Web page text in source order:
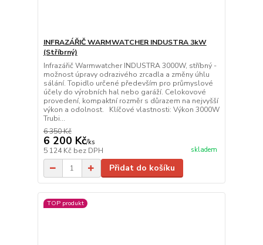
INFRAZÁŘIČ WARMWATCHER INDUSTRA 3kW
(Stříbrný)
Infrazářič Warmwatcher INDUSTRA 3000W, stříbný -
možnost úpravy odrazivého zrcadla a změny úhlu
sálání. Topidlo určené především pro průmyslové
účely do výrobních hal nebo garáží. Celokovové
provedení, kompaktní rozměr s důrazem na nejvyšší
výkon a odolnost. Klíčové vlastnosti: Výkon 3000W
Trubi...
6 350 Kč
6 200 Kč/ks
5 124 Kč bez DPH skladem
Přidat do košíku
TOP produkt